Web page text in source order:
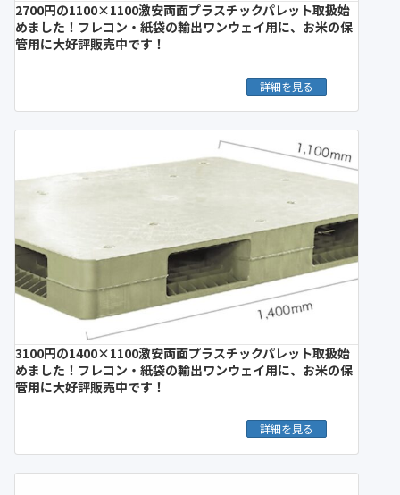
2700円の1100×1100激安両面プラスチックパレット取扱始
めました！フレコン・紙袋の輸出ワンウェイ用に、お米の保
管用に大好評販売中です！
詳細を見る
3100円の1400×1100激安両面プラスチックパレット取扱始
めました！フレコン・紙袋の輸出ワンウェイ用に、お米の保
管用に大好評販売中です！
詳細を見る